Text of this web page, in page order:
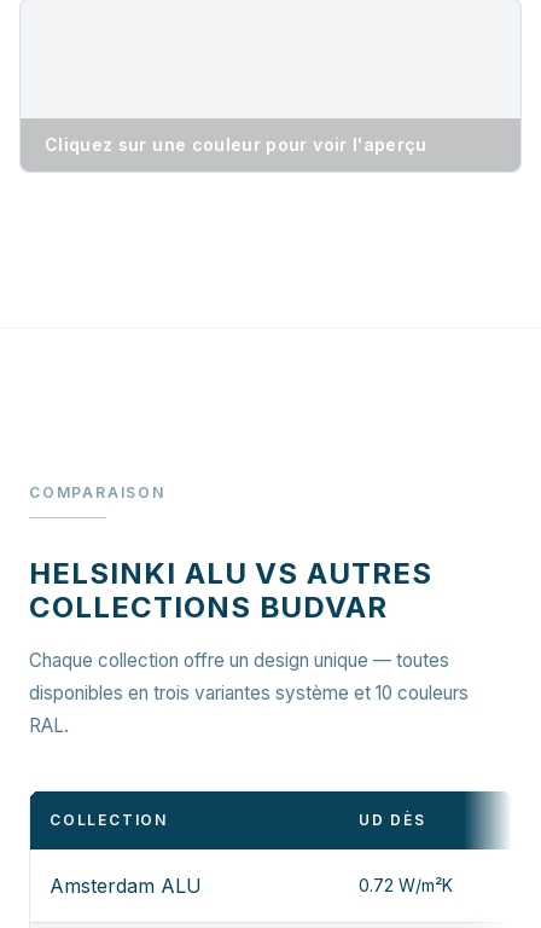
Cliquez sur une couleur pour voir l'aperçu
COMPARAISON
HELSINKI ALU VS AUTRES
COLLECTIONS BUDVAR
Chaque collection offre un design unique — toutes
disponibles en trois variantes système et 10 couleurs
RAL.
COLLECTION UD DÈS
Amsterdam ALU 0.72 W/m²K